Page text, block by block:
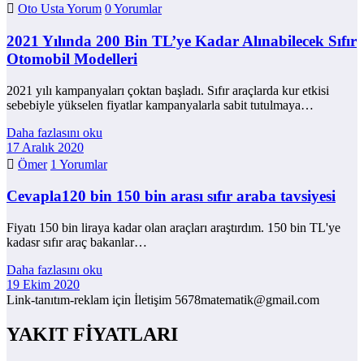
Oto Usta Yorum 0 Yorumlar
2021 Yılında 200 Bin TL’ye Kadar Alınabilecek Sıfır
Otomobil Modelleri
2021 yılı kampanyaları çoktan başladı. Sıfır araçlarda kur etkisi
sebebiyle yükselen fiyatlar kampanyalarla sabit tutulmaya…
Daha fazlasını oku
17 Aralık 2020
Ömer 1 Yorumlar
Cevapla120 bin 150 bin arası sıfır araba tavsiyesi
Fiyatı 150 bin liraya kadar olan araçları araştırdım. 150 bin TL'ye
kadasr sıfır araç bakanlar…
Daha fazlasını oku
19 Ekim 2020
Link-tanıtım-reklam için İletişim 5678matematik@gmail.com
YAKIT FİYATLARI